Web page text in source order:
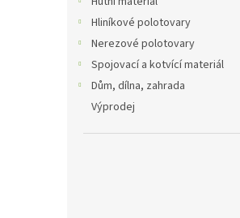
Hliníkové polotovary
Nerezové polotovary
Spojovací a kotvící materiál
Dům, dílna, zahrada
Výprodej